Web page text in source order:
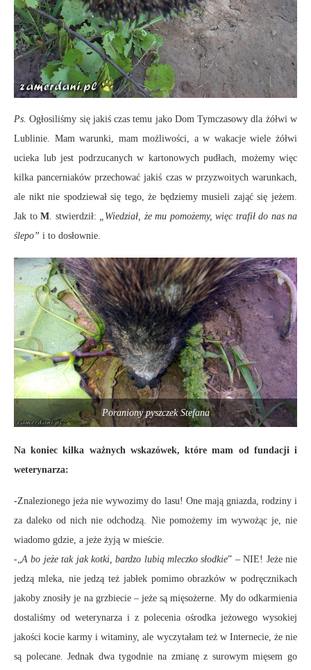
Ps.Ogłosiliśmy się jakiś czas temu jako Dom Tymczasowy dla żółwi w
Lublinie. Mam warunki, mam możliwości, a w wakacje wiele żółwi
ucieka lub jest podrzucanych w kartonowych pudłach, możemy więc
kilka pancerniaków przechować jakiś czas w przyzwoitych warunkach,
ale nikt nie spodziewał się tego, że będziemy musieli zająć się jeżem.
Jak to M . stwierdził: „Wiedział, że mu pomożemy, więc trafił do nas na
ślepo” i to dosłownie.
Poraniony pyszczek Stefana
Na koniec kilka ważnych wskazówek, które mam od fundacji i
weterynarza:
-Znalezionego jeża nie wywozimy do lasu! One mają gniazda, rodziny i
za daleko od nich nie odchodzą. Nie pomożemy im wywożąc je, nie
wiadomo gdzie, a jeże żyją w mieście.
-„A bo jeże tak jak kotki, bardzo lubią mleczko słodkie” – NIE! Jeże nie
jedzą mleka, nie jedzą też jabłek pomimo obrazków w podręcznikach
jakoby znosiły je na grzbiecie – jeże są mięsożerne. My do odkarmienia
dostaliśmy od weterynarza i z polecenia ośrodka jeżowego wysokiej
jakości kocie karmy i witaminy, ale wyczytałam też w Internecie, że nie
są polecane. Jednak dwa tygodnie na zmianę z surowym mięsem go